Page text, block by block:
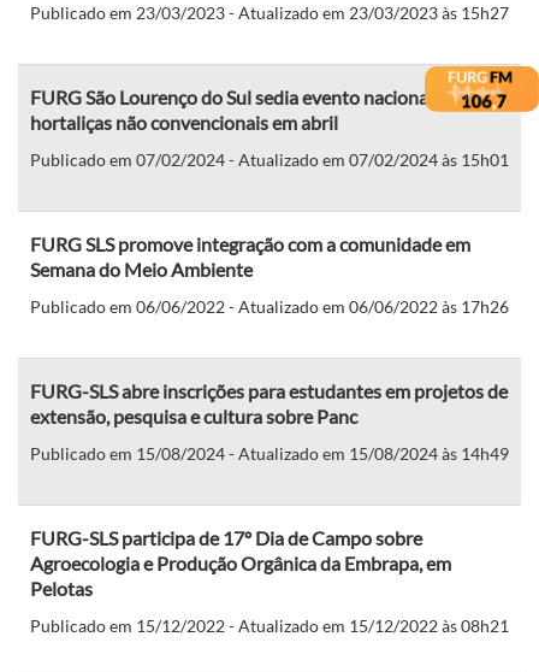
Publicado em 23/03/2023 - Atualizado em 23/03/2023 às 15h27
FURG São Lourenço do Sul sedia evento nacional sobre
hortaliças não convencionais em abril
Publicado em 07/02/2024 - Atualizado em 07/02/2024 às 15h01
FURG SLS promove integração com a comunidade em
Semana do Meio Ambiente
Publicado em 06/06/2022 - Atualizado em 06/06/2022 às 17h26
FURG-SLS abre inscrições para estudantes em projetos de
extensão, pesquisa e cultura sobre Panc
Publicado em 15/08/2024 - Atualizado em 15/08/2024 às 14h49
FURG-SLS participa de 17º Dia de Campo sobre
Agroecologia e Produção Orgânica da Embrapa, em
Pelotas
Publicado em 15/12/2022 - Atualizado em 15/12/2022 às 08h21